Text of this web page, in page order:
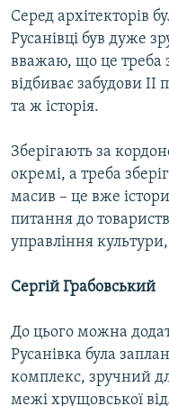
Серед архітекторів
Русанівці був дуже
вважаю, що це треба
відбиває забудови ІІ
та ж історія.
Зберігають за
окремі, а треба
масив – це вже
питання до
управління
Сергій Грабовський
До цього можна
Русанівка була
комплекс, зручний
межі хрущовської